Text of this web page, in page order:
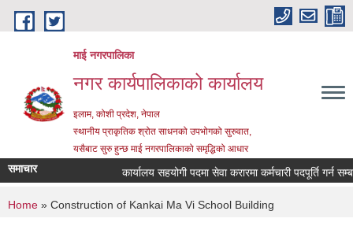
Skip to main content
माई नगरपालिका
नगर कार्यपालिकाको कार्यालय
इलाम, कोशी प्रदेश, नेपाल
स्थानीय प्राकृतिक श्रोत साधनको उपभोगको सुरुवात,
यसैबाट सुरु हुन्छ माई नगरपालिकाको समृद्धिको आधार
समाचार कार्यालय सहयोगी पदमा सेवा करारमा कर्मचारी पदपूर्ति गर्न
You are here
Home » Construction of Kankai Ma Vi School Building